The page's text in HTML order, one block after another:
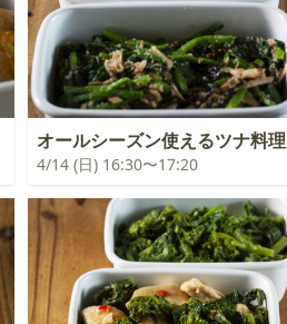
オールシーズン使えるツナ料理
4/14 (日) 16:30〜17:20